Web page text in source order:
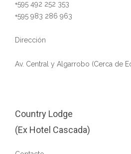
+595 492 252 353
+595 983 286 963
Dirección
Av. Central y Algarrobo (Cerca de
Country Lodge
(Ex Hotel Cascada)